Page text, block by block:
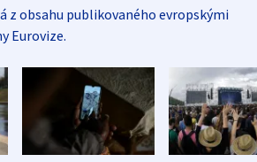
z obsahu publikovaného evropskými
Eurovize.